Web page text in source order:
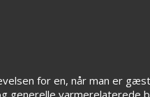
for en, når man er
generelle varmerelaterede